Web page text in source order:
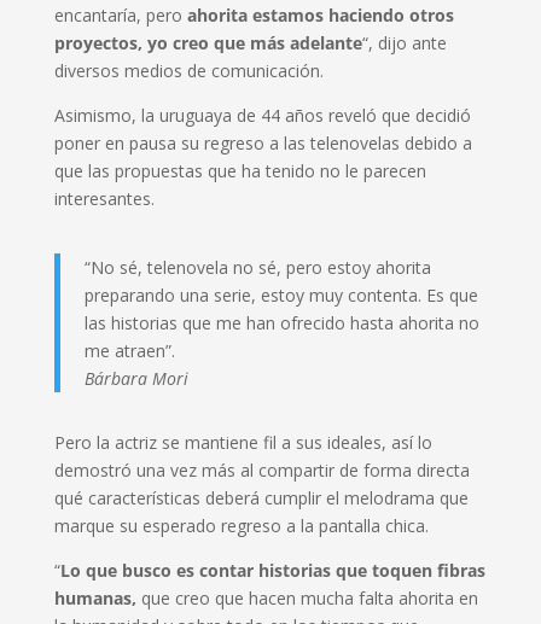
encantaría, pero ahorita estamos haciendo otros
proyectos, yo creo que más adelante“, dijo ante
diversos medios de comunicación.
Asimismo, la uruguaya de 44 años reveló que decidió
poner en pausa su regreso a las telenovelas debido a
que las propuestas que ha tenido no le parecen
interesantes.
“No sé, telenovela no sé, pero estoy ahorita
preparando una serie, estoy muy contenta. Es que
las historias que me han ofrecido hasta ahorita no
me atraen”.
Bárbara Mori
Pero la actriz se mantiene fil a sus ideales, así lo
demostró una vez más al compartir de forma directa
qué características deberá cumplir el melodrama que
marque su esperado regreso a la pantalla chica.
“Lo que busco es contar historias que toquen fibras
humanas, que creo que hacen mucha falta ahorita en